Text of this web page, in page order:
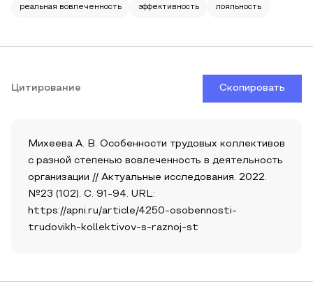
реальная вовлеченность эффективность лояльность
Цитирование Скопировать
Михеева А. В. Особенности трудовых коллективов
с разной степенью вовлеченность в деятельность
организации // Актуальные исследования. 2022.
№23 (102). С. 91-94. URL:
https://apni.ru/article/4250-osobennosti-
trudovikh-kollektivov-s-raznoj-st